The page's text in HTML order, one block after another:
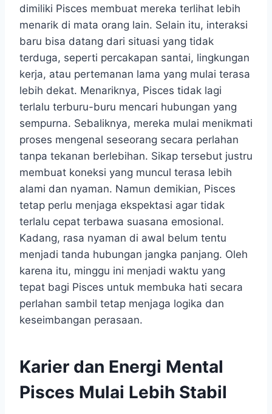
dimiliki Pisces membuat mereka terlihat lebih
menarik di mata orang lain. Selain itu, interaksi
baru bisa datang dari situasi yang tidak
terduga, seperti percakapan santai, lingkungan
kerja, atau pertemanan lama yang mulai terasa
lebih dekat. Menariknya, Pisces tidak lagi
terlalu terburu-buru mencari hubungan yang
sempurna. Sebaliknya, mereka mulai menikmati
proses mengenal seseorang secara perlahan
tanpa tekanan berlebihan. Sikap tersebut justru
membuat koneksi yang muncul terasa lebih
alami dan nyaman. Namun demikian, Pisces
tetap perlu menjaga ekspektasi agar tidak
terlalu cepat terbawa suasana emosional.
Kadang, rasa nyaman di awal belum tentu
menjadi tanda hubungan jangka panjang. Oleh
karena itu, minggu ini menjadi waktu yang
tepat bagi Pisces untuk membuka hati secara
perlahan sambil tetap menjaga logika dan
keseimbangan perasaan.
Karier dan Energi Mental
Pisces Mulai Lebih Stabil